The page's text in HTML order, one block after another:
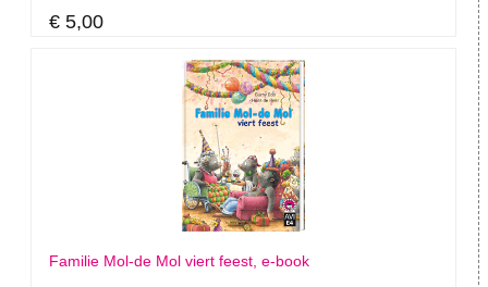
€ 5,00
Familie Mol-de Mol viert feest, e-book